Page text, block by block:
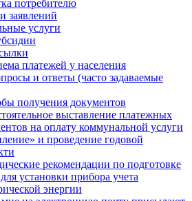
потребителю
заявлений
услуги
платежей у населения
и ответы (часто задаваемые
получения документов
выставление платежных
на оплату коммунальной услуги
и проведение годовой
рекомендации по подготовке
установки прибора учета
энергии